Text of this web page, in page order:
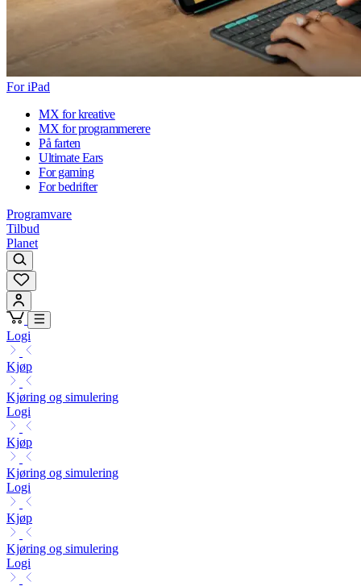
For iPad
MX for kreative
MX for programmerere
På farten
Ultimate Ears
For gaming
For bedrifter
Programvare
Tilbud
Planet
Logi
Kjøp
Kjøring og simulering
Logi
Kjøp
Kjøring og simulering
Logi
Kjøp
Kjøring og simulering
Logi